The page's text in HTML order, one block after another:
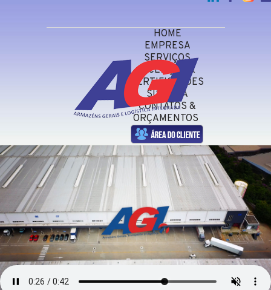
HOME
EMPRESA
SERVIÇOS
LICENÇAS &
CERTIFICAÇÕES
SISTEMA
CONTATOS &
ORÇAMENTOS